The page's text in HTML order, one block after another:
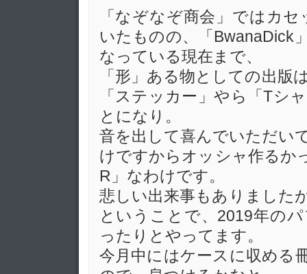
「なぞなぞ商会」ではカ
いたものの、「BwanaDick
なっている現在まで、
「形」ある物としての出
「ステッカー」やら「Tシ
とになり。
音を出して喜んでいただい
けですからオッシャ作るか
R」なわけです。
悲しい出来事もありました
ということで、2019年の
ったりとやってます。
今月中にはケースに収める